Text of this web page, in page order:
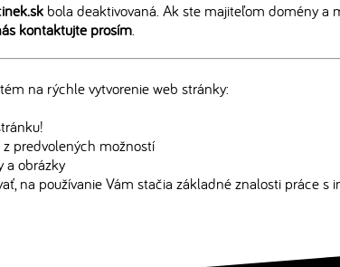
bola deaktivovaná. Ak ste majiteľom domény a
kontaktujte prosím
na rýchle vytvorenie web stránky:
predvolených možností
a obrázky
na používanie Vám stačia základné znalosti práce s